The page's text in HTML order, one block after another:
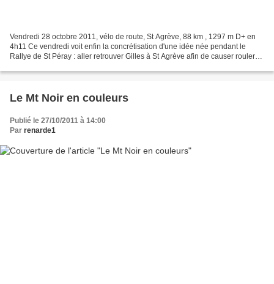
Vendredi 28 octobre 2011, vélo de route, St Agrève, 88 km , 1297 m D+ en
4h11 Ce vendredi voit enfin la concrétisation d'une idée née pendant le
Rallye de St Péray : aller retrouver Gilles à St Agrève afin de causer rouler
Le Mt Noir en couleurs
Publié le 27/10/2011 à 14:00
Par renarde1